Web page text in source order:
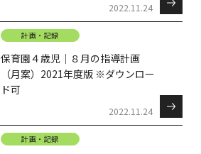
2022.11.24
計画・記録
保育園４歳児｜８月の指導計画
（月案）2021年度版 ※ダウンロー
ド可
2022.11.24
計画・記録